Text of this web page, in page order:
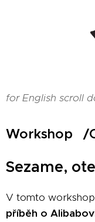
for English scroll
Workshop /
Sezame,
V tomto
příběh o